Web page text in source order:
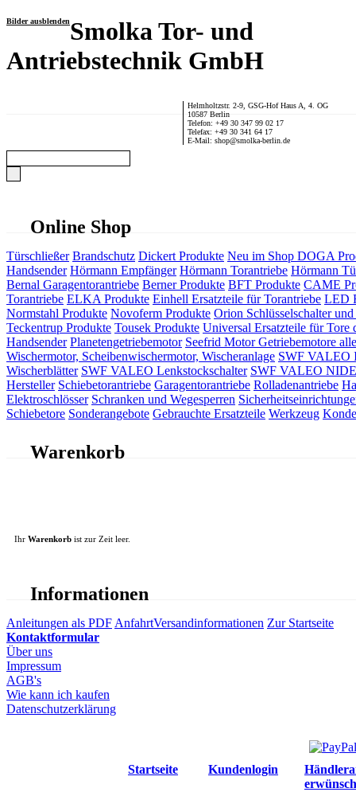
Bilder ausblendenSmolka Tor- und
Antriebstechnik GmbH
Helmholtzstr. 2-9, GSG-Hof Haus A, 4. OG
10587 Berlin
Telefon: +49 30 347 99 02 17
Telefax: +49 30 341 64 17
E-Mail: shop@smolka-berlin.de
Online Shop
Türschließer Brandschutz Dickert Produkte Neu im Shop DOGA
Handsender Hörmann Empfänger Hörmann Torantriebe Hörmann
Bernal Garagentorantriebe Berner Produkte BFT Produkte CAME
Torantriebe ELKA Produkte Einhell Ersatzteile für Torantriebe LED
Normstahl Produkte Novoferm Produkte Orion Schlüsselschalter und
Teckentrup Produkte Tousek Produkte Universal Ersatzteile für Tore
Handsender Planetengetriebemotor Seefrid Motor Getriebemotore
Wischermotor, Scheibenwischermotor, Wischeranlage SWF VALEO
Wischerblätter SWF VALEO Lenkstockschalter SWF VALEO
Hersteller Schiebetorantriebe Garagentorantriebe Rolladenantriebe
Elektroschlösser Schranken und Wegesperren
Schiebetore Sonderangebote Gebrauchte Ersatzteile Werkzeug
Warenkorb
Ihr Warenkorb ist zur Zeit leer.
Informationen
Anleitungen als PDF AnfahrtVersandinformationen Zur Startseite
Kontaktformular
Über uns
Impressum
AGB's
Wie kann ich kaufen
Datenschutzerklärung
Startseite Kundenlogin